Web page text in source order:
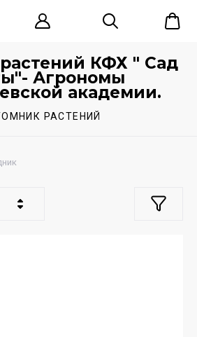
КФХ " Сад
Агрономы
академии.
РАСТЕНИЙ